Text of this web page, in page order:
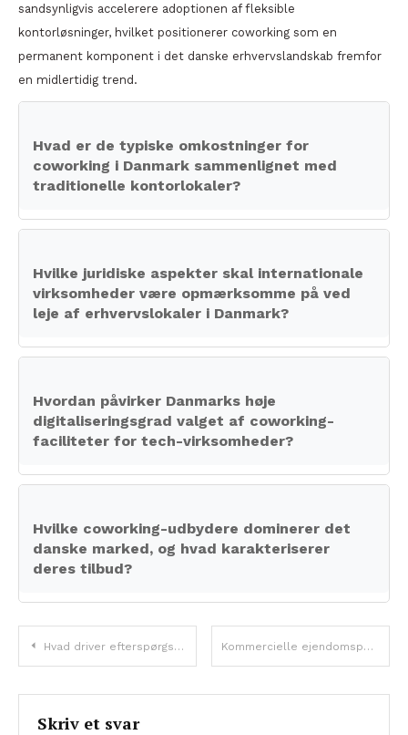
sandsynligvis accelerere adoptionen af fleksible
kontorløsninger, hvilket positionerer coworking som en
permanent komponent i det danske erhvervslandskab fremfor
en midlertidig trend.
Hvad er de typiske omkostninger for
coworking i Danmark sammenlignet med
traditionelle kontorlokaler?
Hvilke juridiske aspekter skal internationale
virksomheder være opmærksomme på ved
leje af erhvervslokaler i Danmark?
Hvordan påvirker Danmarks høje
digitaliseringsgrad valget af coworking-
faciliteter for tech-virksomheder?
Hvilke coworking-udbydere dominerer det
danske marked, og hvad karakteriserer
deres tilbud?
Indlægsnavigation
Hvad driver efterspørgslen i Danmarks teknologikorridorer? Kommercielle ejendomsperspektiver: Navigering i kompleksiteter for rentabel vækst i 2026
Skriv et svar